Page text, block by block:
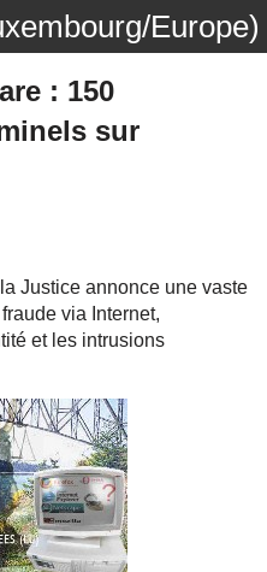
Europe)
: 150
sur
Justice annonce une vaste
via Internet,
et les intrusions